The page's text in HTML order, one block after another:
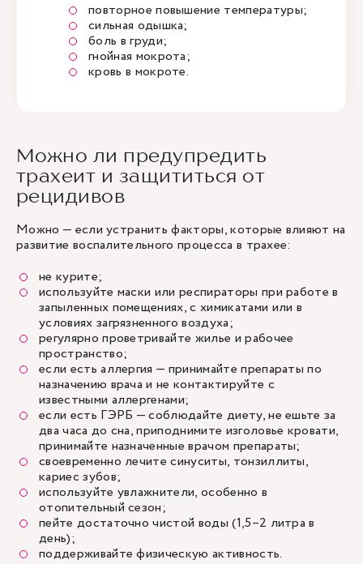
повторное повышение температуры;
сильная одышка;
боль в груди;
гнойная мокрота;
кровь в мокроте.
Можно ли предупредить
трахеит и защититься от
рецидивов
Можно — если устранить факторы, которые влияют на
развитие воспалительного процесса в трахее:
не курите;
используйте маски или респираторы при работе в
запыленных помещениях, с химикатами или в
условиях загрязненного воздуха;
регулярно проветривайте жилье и рабочее
пространство;
если есть аллергия — принимайте препараты по
назначению врача и не контактируйте с
известными аллергенами;
если есть ГЭРБ — соблюдайте диету, не ешьте за
два часа до сна, приподнимите изголовье кровати,
принимайте назначенные врачом препараты;
своевременно лечите синуситы, тонзиллиты,
кариес зубов;
используйте увлажнители, особенно в
отопительный сезон;
пейте достаточно чистой воды (1,5–2 литра в
день);
поддерживайте физическую активность.